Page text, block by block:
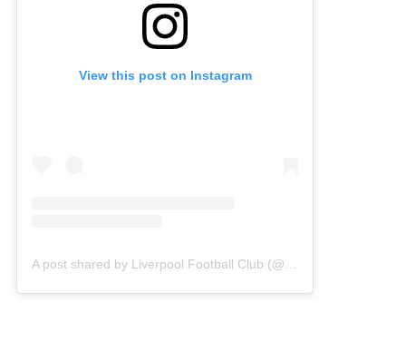
View this post on Instagram